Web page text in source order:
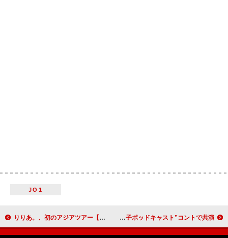
JO1
りりあ。、初のアジアツアー【Asia Tour OneMan Live『秋の予兆』】完走 ソウルでのファイナル公演レポート到着 サブリナ・カーペンター、『SNL』でエイサップ・ロッキー＆フィン・ウルフハードと“お菓子ポッドキャスト”コントで共演